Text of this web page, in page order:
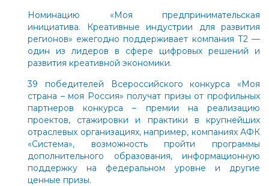
Номинацию «Моя предпринимательская
инициатива. Креативные индустрии для развития
регионов» ежегодно поддерживает компания Т2 —
один из лидеров в сфере цифровых решений и
развития креативной экономики.
39 победителей Всероссийского конкурса «Моя
страна – моя Россия» получат призы от профильных
партнеров конкурса – премии на реализацию
проектов, стажировки и практики в крупнейших
отраслевых организациях, например, компаниях АФК
«Система», возможность пройти программы
дополнительного образования, информационную
поддержку на федеральном уровне и другие
ценные призы.